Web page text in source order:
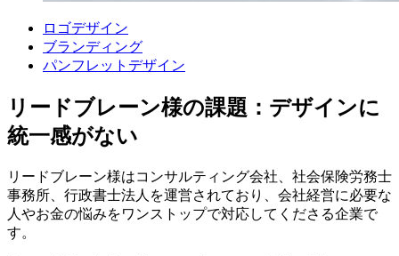
ロゴデザイン
ブランディング
パンフレットデザイン
リードブレーン様の課題：デザインに
統一感がない
リードブレーン様はコンサルティング会社、社会保険労務士
事務所、行政書士法人を運営されており、会社経営に必要な
人やお金の悩みをワンストップで対応してくださる企業で
す。